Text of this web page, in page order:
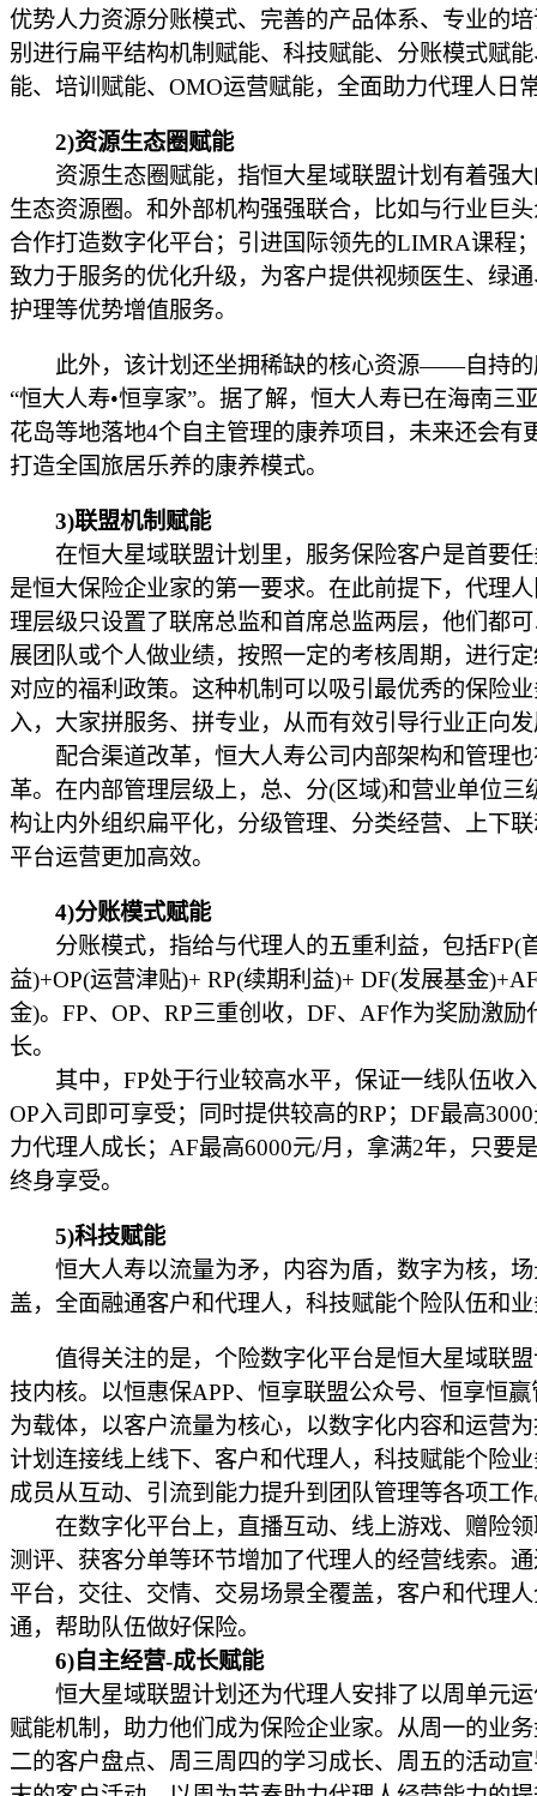
优势人力资源分账模式、完善的产品体系、专业的
别进行扁平结构机制赋能、科技赋能、分账模式赋
能、培训赋能、OMO运营赋能，全面助力代理人日
2)资源生态圈赋能
资源生态圈赋能，指恒大星域联盟计划有着强大
生态资源圈。和外部机构强强联合，比如与行业巨
合作打造数字化平台；引进国际领先的LIMRA课程
致力于服务的优化升级，为客户提供视频医生、绿
护理等优势增值服务。
此外，该计划还坐拥稀缺的核心资源——自持的
“恒大人寿•恒享家”。据了解，恒大人寿已在海南三
花岛等地落地4个自主管理的康养项目，未来还会有
打造全国旅居乐养的康养模式。
3)联盟机制赋能
在恒大星域联盟计划里，服务保险客户是首要任
是恒大保险企业家的第一要求。在此前提下，代理
理层级只设置了联席总监和首席总监两层，他们都
展团队或个人做业绩，按照一定的考核周期，进行
对应的福利政策。这种机制可以吸引最优秀的保险
入，大家拼服务、拼专业，从而有效引导行业正向
配合渠道改革，恒大人寿公司内部架构和管理也
革。在内部管理层级上，总、分(区域)和营业单位三
构让内外组织扁平化，分级管理、分类经营、上下
平台运营更加高效。
4)分账模式赋能
分账模式，指给与代理人的五重利益，包括FP(
益)+OP(运营津贴)+ RP(续期利益)+ DF(发展基金
金)。FP、OP、RP三重创收，DF、AF作为奖励激励
长。
其中，FP处于行业较高水平，保证一线队伍收
OP入司即可享受；同时提供较高的RP；DF最高
力代理人成长；AF最高6000元/月，拿满2年，只要
终身享受。
5)科技赋能
恒大人寿以流量为矛，内容为盾，数字为核，场
盖，全面融通客户和代理人，科技赋能个险队伍和
值得关注的是，个险数字化平台是恒大星域联盟
技内核。以恒惠保APP、恒享联盟公众号、恒享恒
为载体，以客户流量为核心，以数字化内容和运营
计划连接线上线下、客户和代理人，科技赋能个险
成员从互动、引流到能力提升到团队管理等各项工
在数字化平台上，直播互动、线上游戏、赠险领
测评、获客分单等环节增加了代理人的经营线索。
平台，交往、交情、交易场景全覆盖，客户和代理
通，帮助队伍做好保险。
6)自主经营-成长赋能
恒大星域联盟计划还为代理人安排了以周单元运
赋能机制，助力他们成为保险企业家。从周一的业
二的客户盘点、周三周四的学习成长、周五的活动